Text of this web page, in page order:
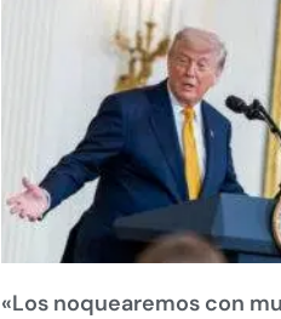
«Los noquearemos con